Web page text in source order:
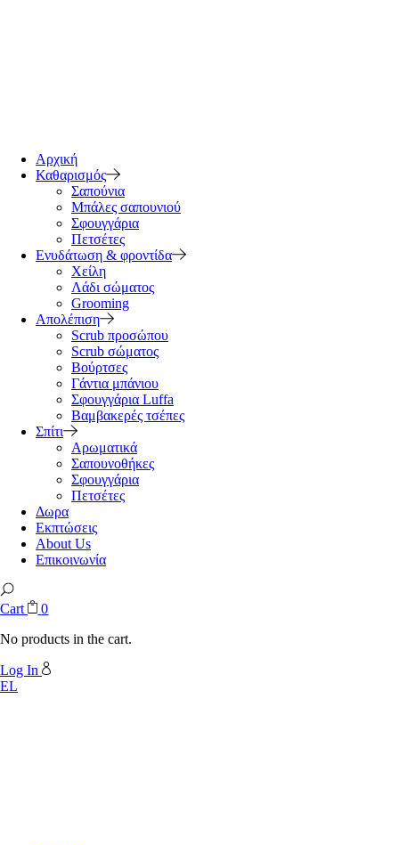
Αρχική
Καθαρισμός
Σαπούνια
Μπάλες σαπουνιού
Σφουγγάρια
Πετσέτες
Ενυδάτωση & φροντίδα
Χείλη
Λάδι σώματος
Grooming
Απολέπιση
Scrub προσώπου
Scrub σώματος
Βούρτσες
Γάντια μπάνιου
Σφουγγάρια Luffa
Βαμβακερές τσέπες
Σπίτι
Αρωματικά
Σαπουνοθήκες
Σφουγγάρια
Πετσέτες
Δωρα
Εκπτώσεις
About Us
Επικοινωνία
Cart
0
No products in the cart.
Log In
EL